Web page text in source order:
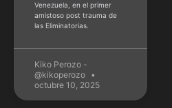
Venezuela, en el primer
amistoso post trauma de
las Eliminatorias.
Kiko Perozo -
@kikoperozo
octubre 10, 2025